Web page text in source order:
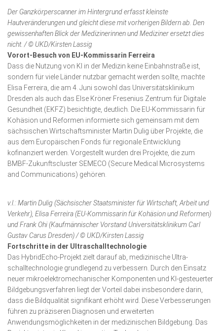
Der Ganzkörperscanner im Hintergrund erfasst kleinste
Hautveränderungen und gleicht diese mit vorherigen Bildern ab. Den
gewissenhaften Blick der Medizinerinnen und Mediziner ersetzt dies
nicht. / © UKD/Kirsten Lassig
Vorort-Besuch von EU-Kommissarin Ferreira
Dass die Nutzung von KI in der Medizin keine Einbahnstraße ist,
sondern für viele Länder nutzbar gemacht werden sollte, machte
Elisa Ferreira, die am 4. Juni sowohl das Univer­sitäts­klinikum
Dresden als auch das Else Kröner Fresenius Zen­trum für Digitale
Gesundheit (EKFZ) besichtigte, deutlich. Die EU-Kommissarin für
Kohäsion und Reformen informierte sich gemeinsam mit dem
sächsischen Wirtschaftsminister Martin Dulig über Projekte, die
aus dem Europäischen Fonds für regionale Entwicklung
kofinanziert werden. Vorgestellt wurden drei Projekte, die zum
BMBF-Zukunftscluster SEMECO (Secure Medical Microsystems
and Communications) gehören.
v.l.: Martin Dulig (Sächsischer Staatsminister für Wirtschaft, Arbeit und
Verkehr), Elisa Ferreira (EU-Kommissarin für Kohäsion und Reformen)
und Frank Ohi (Kaufmännischer Vorstand Universitätsklinikum Carl
Gustav Carus Dresden) / © UKD/Kirsten Lassig
Fortschritte in der Ultraschalltechnologie
Das HybridEcho-Projekt zielt darauf ab, medizinische Ultra­
schalltechnologie grundlegend zu verbessern. Durch den Ein­satz
neuer mikroelektromechanischer Komponenten und KI-gesteuerter
Bildgebungsverfahren liegt der Vorteil dabei insbesondere darin,
dass die Bildqualität signifikant erhöht wird. Diese Verbesserungen
führen zu präziseren Diagnosen und er­weiterten
Anwendungsmöglichkeiten in der medizinischen Bildgebung. Das